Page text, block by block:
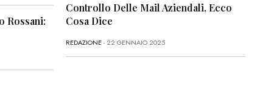
Rossani:
Controllo Delle Mail Aziendali, Ecco
Cosa Dice
REDAZIONE- 22 GENNAIO 2025